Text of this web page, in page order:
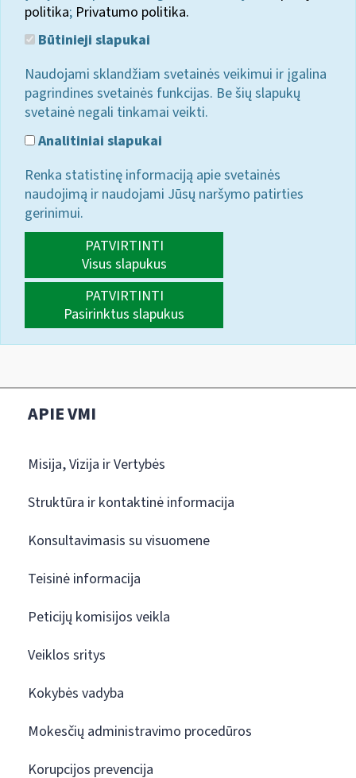
politika; Privatumo politika.
Būtinieji slapukai
Naudojami sklandžiam svetainės veikimui ir įgalina
pagrindines svetainės funkcijas. Be šių slapukų
svetainė negali tinkamai veikti.
Analitiniai slapukai
Renka statistinę informaciją apie svetainės
naudojimą ir naudojami Jūsų naršymo patirties
gerinimui.
PATVIRTINTI
Visus slapukus
PATVIRTINTI
Pasirinktus slapukus
APIE VMI
Misija, Vizija ir Vertybės
Struktūra ir kontaktinė informacija
Konsultavimasis su visuomene
Teisinė informacija
Peticijų komisijos veikla
Veiklos sritys
Kokybės vadyba
Mokesčių administravimo procedūros
Korupcijos prevencija